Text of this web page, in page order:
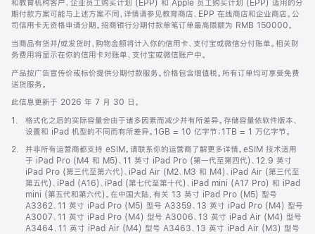
和教育机构客户、企业员工购买计划 (EPP) 和 Apple 员工购买计划 (EPP) 适用的分
期付款方案可能与上述方案不同，详情请参见教育商店、EPP 在线商店和企业商店。公
司信用卡无资格申请分期。招商银行分期付款单笔订单最高限额为 RMB 150000。
当商品有货并/或发货时，购物金额将计入你的信用卡、支付宝或微信分付账单。相关财
务费用将显示在你的信用卡对账单、支付宝或微信账户中。
产品按广告宣传价或标价提供分期付款服务。价格包含增值税。所有订单均可享受免费
送货服务。
此信息更新于 2026 年 7 月 30 日。
脚
1.
格式化之后的实际容量会由于诸多因素而减少并有所差异。存储容量依软件版本、
设置和 iPad 机型的不同而有所差异。1GB = 10 亿字节；1TB = 1 万亿字节。
脚
2.
并非所有运营商都支持 eSIM。请联系你的运营商了解更多详情。eSIM 技术适用
于 iPad Pro (M4 和 M5)、11 英寸 iPad Pro (第一代至第四代)、12.9 英寸
iPad Pro (第三代至第六代)、iPad Air (M2、M3 和 M4)、iPad Air (第三代至
第五代)、iPad (A16)、iPad (第七代至第十代)、iPad mini (A17 Pro) 和 iPad
mini (第五代和第六代)。在中国大陆，有关 13 英寸 iPad Pro (M5) 型号
A3362、11 英寸 iPad Pro (M5) 型号 A3359、13 英寸 iPad Pro (M4) 型号
A3007、11 英寸 iPad Pro (M4) 型号 A3006、13 英寸 iPad Air (M4) 型号
A3464、11 英寸 iPad Air (M4) 型号 A3463、13 英寸 iPad Air (M3) 型号